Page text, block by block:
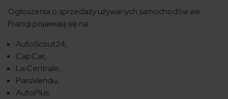
Ogłoszenia o sprzedaży używanych samochodów we
Francji pojawiają się na:
AutoScout24,
CapCar,
La Centrale,
ParuVendu,
AutoPlus.